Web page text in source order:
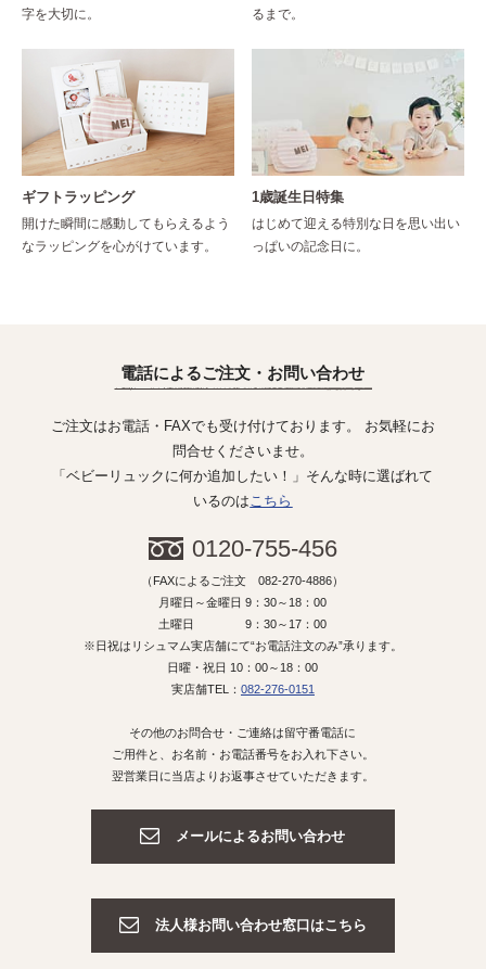
字を大切に。
るまで。
ギフトラッピング
開けた瞬間に感動してもらえるよう
なラッピングを心がけています。
1歳誕生日特集
はじめて迎える特別な日を思い出い
っぱいの記念日に。
電話によるご注文・お問い合わせ
ご注文はお電話・FAXでも受け付けております。 お気軽にお
問合せくださいませ。
「ベビーリュックに何か追加したい！」そんな時に選ばれて
いるのはこちら
0120-755-456
（FAXによるご注文 082-270-4886）
月曜日～金曜日 9：30～18：00
土曜日 9：30～17：00
※日祝はリシュマム実店舗にて“お電話注文のみ”承ります。
日曜・祝日 10：00～18：00
実店舗TEL： 082-276-0151
その他のお問合せ・ご連絡は留守番電話に
ご用件と、お名前・お電話番号をお入れ下さい。
翌営業日に当店よりお返事させていただきます。
メールによるお問い合わせ
法人様お問い合わせ窓口はこちら